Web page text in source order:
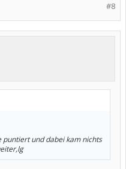
#8
und dabei kam nichts